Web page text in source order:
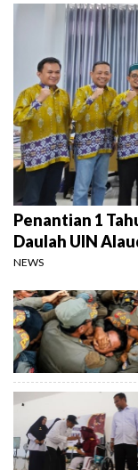
Penantian 1
Daulah UIN
NEWS